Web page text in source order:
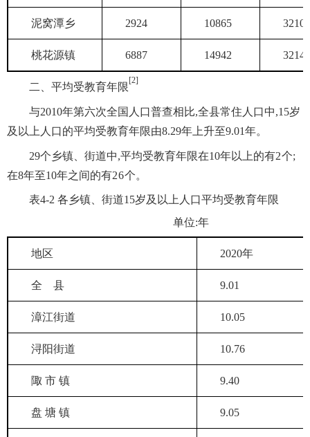
泥窝潭乡 2924 10865 32104
桃花源镇 6887 14942 32148
二、平均受教育年限
[2]
与2010年第六次全国人口普查相比,全县常住人口中,15岁
及以上人口的平均受教育年限由8.29年上升至9.01年。
29个乡镇、街道中,平均受教育年限在10年以上的有2个;
在8年至10年之间的有26个。
表4-2 各乡镇、街道15岁及以上人口平均受教育年限
单位:年
地区 2020年
全 县 9.01
漳江街道 10.05
浔阳街道 10.76
陬 市 镇 9.40
盘 塘 镇 9.05